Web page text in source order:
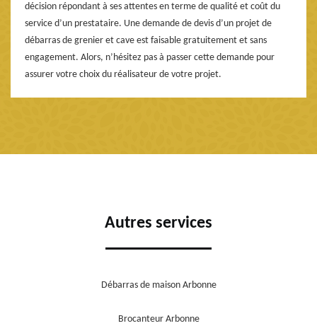
décision répondant à ses attentes en terme de qualité et coût du
service d’un prestataire. Une demande de devis d’un projet de
débarras de grenier et cave est faisable gratuitement et sans
engagement. Alors, n’hésitez pas à passer cette demande pour
assurer votre choix du réalisateur de votre projet.
Autres services
Débarras de maison Arbonne
Brocanteur Arbonne